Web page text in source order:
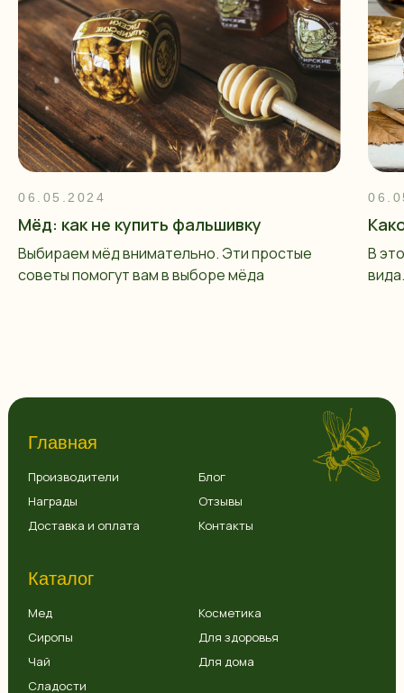
06.05.2024
Мёд: как не купить фальшивку
Выбираем мёд внимательно. Эти простые
советы помогут вам в выборе мёда
В
Главная
Производители
Награды
Отзывы
Блог
Доставка и оплата
Каталог
Мед
Сиропы
Чай
Сладости
Косметика
Для дома
Для здоровья
Контакты